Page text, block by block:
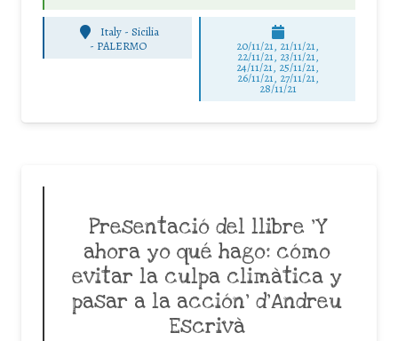
Italy - Sicilia
- PALERMO 20/11/21, 21/11/21,
22/11/21, 23/11/21,
24/11/21, 25/11/21,
26/11/21, 27/11/21,
28/11/21
Presentació del llibre ‘Y
ahora yo qué hago: cómo
evitar la culpa climàtica y
pasar a la acción’ d’Andreu
Escrivà